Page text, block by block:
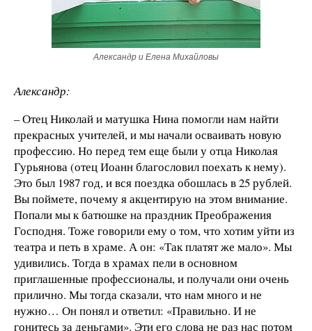
Александр и Елена Михайловы
Александр:
– Отец Николай и матушка Нина помогли нам найти
прекрасных учителей, и мы начали осваивать новую
профессию. Но перед тем еще были у отца Николая
Гурьянова (отец Иоанн благословил поехать к нему).
Это был 1987 год, и вся поездка обошлась в 25 рублей.
Вы поймете, почему я акцентирую на этом внимание.
Попали мы к батюшке на праздник Преображения
Господня. Тоже говорили ему о том, что хотим уйти из
театра и петь в храме. А он: «Так платят же мало». Мы
удивились. Тогда в храмах пели в основном
приглашенные профессионалы, и получали они очень
прилично. Мы тогда сказали, что нам много и не
нужно… Он понял и ответил: «Правильно. И не
гонитесь за деньгами». Эти его слова не раз нас потом